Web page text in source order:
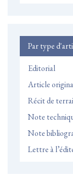
Par type
Editorial
Article
Récit de
Note
Note
Lettre à